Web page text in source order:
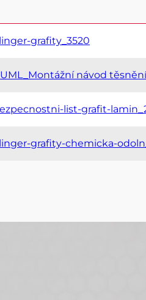
grafity_3520
návod
list-grafit-
grafity-chemicka-